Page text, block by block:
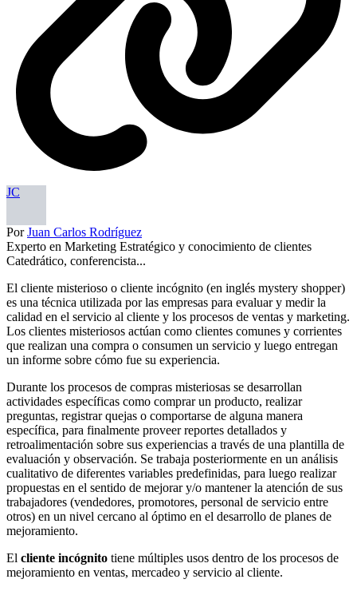
JC
PorJuan Carlos Rodríguez
Experto en Marketing Estratégico y conocimiento de clientes
Catedrático, conferencista...
El cliente misterioso o cliente incógnito (en inglés mystery shopper)
es una técnica utilizada por las empresas para evaluar y medir la
calidad en el servicio al cliente y los procesos de ventas y marketing.
Los clientes misteriosos actúan como clientes comunes y corrientes
que realizan una compra o consumen un servicio y luego entregan
un informe sobre cómo fue su experiencia.
Durante los procesos de compras misteriosas se desarrollan
actividades específicas como comprar un producto, realizar
preguntas, registrar quejas o comportarse de alguna manera
específica, para finalmente proveer reportes detallados y
retroalimentación sobre sus experiencias a través de una plantilla de
evaluación y observación. Se trabaja posteriormente en un análisis
cualitativo de diferentes variables predefinidas, para luego realizar
propuestas en el sentido de mejorar y/o mantener la atención de sus
trabajadores (vendedores, promotores, personal de servicio entre
otros) en un nivel cercano al óptimo en el desarrollo de planes de
mejoramiento.
El cliente incógnito tiene múltiples usos dentro de los procesos de
mejoramiento en ventas, mercadeo y servicio al cliente.